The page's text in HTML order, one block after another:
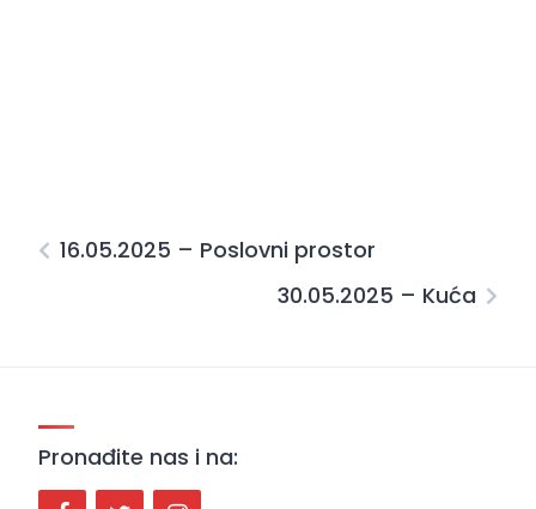
16.05.2025 – Poslovni prostor
30.05.2025 – Kuća
Pronađite nas i na: